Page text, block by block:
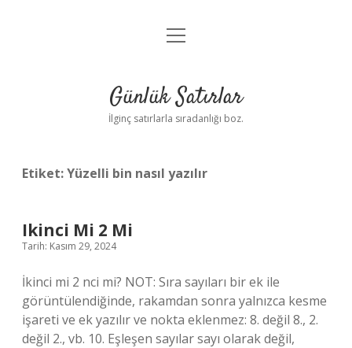
Anasayfa
Yasal Uyarı
menüyü
Günlük Satırlar
İlginç satırlarla sıradanlığı boz.
Etiket:Yüzelli bin nasıl yazılır
Ikinci Mi 2 Mi
Tarih: Kasım 29, 2024
İkinci mi 2 nci mi? NOT: Sıra sayıları bir ek ile
görüntülendiğinde, rakamdan sonra yalnızca kesme
işareti ve ek yazılır ve nokta eklenmez: 8. değil 8., 2.
değil 2., vb. 10. Eşleşen sayılar sayı olarak değil,